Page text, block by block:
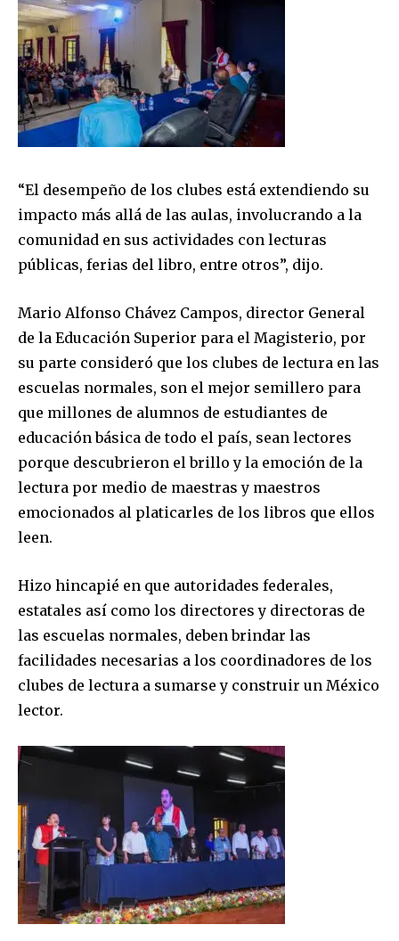
“El desempeño de los clubes está extendiendo su
impacto más allá de las aulas, involucrando a la
comunidad en sus actividades con lecturas
públicas, ferias del libro, entre otros”, dijo.
Mario Alfonso Chávez Campos, director General
de la Educación Superior para el Magisterio, por
su parte consideró que los clubes de lectura en las
escuelas normales, son el mejor semillero para
que millones de alumnos de estudiantes de
educación básica de todo el país, sean lectores
porque descubrieron el brillo y la emoción de la
lectura por medio de maestras y maestros
emocionados al platicarles de los libros que ellos
leen.
Hizo hincapié en que autoridades federales,
estatales así como los directores y directoras de
las escuelas normales, deben brindar las
facilidades necesarias a los coordinadores de los
clubes de lectura a sumarse y construir un México
lector.